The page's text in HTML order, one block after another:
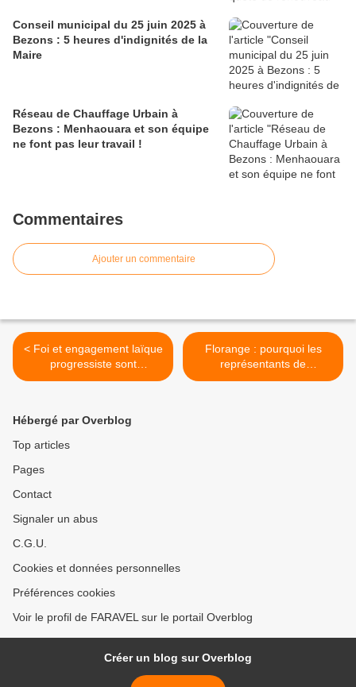
Conseil municipal du 25 juin 2025 à
Bezons : 5 heures d'indignités de la
Maire
Réseau de Chauffage Urbain à
Bezons : Menhaouara et son équipe
ne font pas leur travail !
Commentaires
Ajouter un commentaire
< Foi et engagement laïque
progressiste sont
complémentaires
Florange : pourquoi les
représentants de
Maintenant la Gauche n’ont
Hébergé par Overblog
Top articles
Pages
Contact
Signaler un abus
C.G.U.
Cookies et données personnelles
Préférences cookies
Voir le profil de FARAVEL sur le portail Overblog
Créer un blog sur Overblog